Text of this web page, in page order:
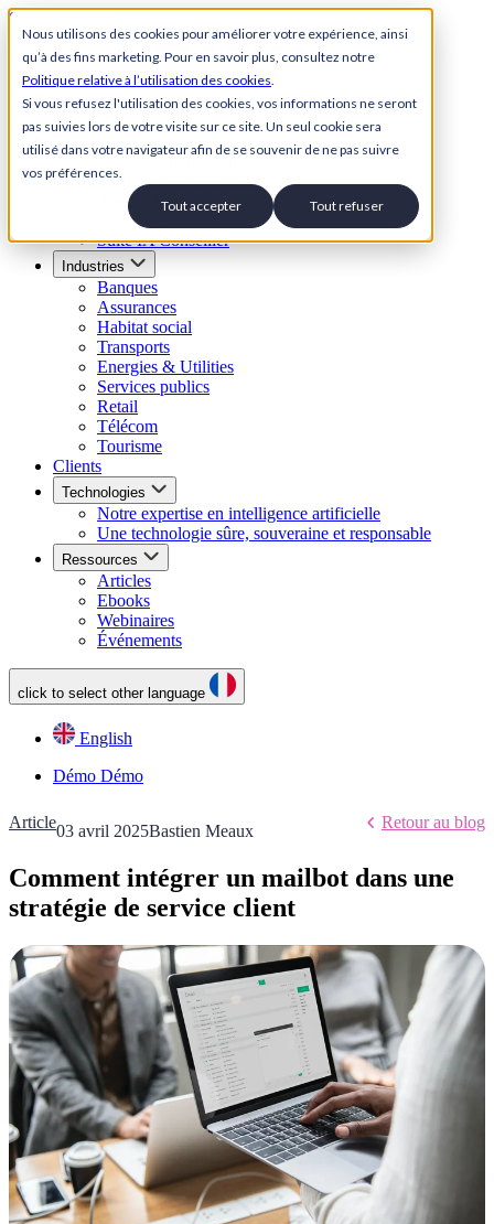
Nous utilisons des cookies pour améliorer votre expérience, ainsi
qu’à des fins marketing. Pour en savoir plus, consultez notre
Politique relative à l’utilisation des cookies.
Si vous refusez l'utilisation des cookies, vos informations ne seront
pas suivies lors de votre visite sur ce site. Un seul cookie sera
utilisé dans votre navigateur afin de se souvenir de ne pas suivre
vos préférences.
Tout accepter Tout refuser
Skip to content
Back to Homepage
Open menu
Suite Relation Client IA
Agent conversationnel IA
Agent IA vocal
SVI Visuel
Suite IA Conseiller
Industries
Banques
Assurances
Habitat social
Transports
Energies & Utilities
Services publics
Retail
Télécom
Tourisme
Clients
Technologies
Notre expertise en intelligence artificielle
Une technologie sûre, souveraine et responsable
Ressources
Articles
Ebooks
Webinaires
Événements
click to select other language
English
Démo Démo
Article03 avril 2025Bastien Meaux Retour au blog
Comment intégrer un mailbot dans une
stratégie de service client